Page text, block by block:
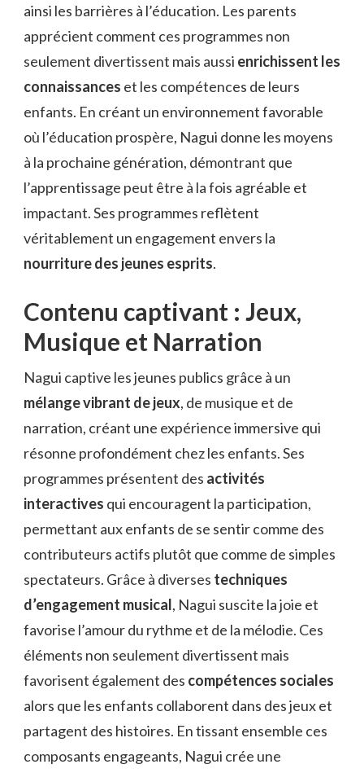
ainsi les barrières à l’éducation. Les parents
apprécient comment ces programmes non
seulement divertissent mais aussi enrichissent les
connaissances et les compétences de leurs
enfants. En créant un environnement favorable
où l’éducation prospère, Nagui donne les moyens
à la prochaine génération, démontrant que
l’apprentissage peut être à la fois agréable et
impactant. Ses programmes reflètent
véritablement un engagement envers la
nourriture des jeunes esprits.
Contenu captivant : Jeux,
Musique et Narration
Nagui captive les jeunes publics grâce à un
mélange vibrant de jeux, de musique et de
narration, créant une expérience immersive qui
résonne profondément chez les enfants. Ses
programmes présentent des activités
interactives qui encouragent la participation,
permettant aux enfants de se sentir comme des
contributeurs actifs plutôt que comme de simples
spectateurs. Grâce à diverses techniques
d’engagement musical, Nagui suscite la joie et
favorise l’amour du rythme et de la mélodie. Ces
éléments non seulement divertissent mais
favorisent également des compétences sociales
alors que les enfants collaborent dans des jeux et
partagent des histoires. En tissant ensemble ces
composants engageants, Nagui crée une